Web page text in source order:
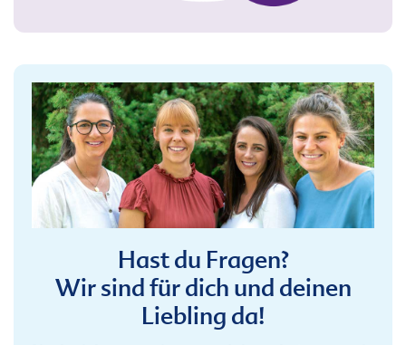
Hast du Fragen?
Wir sind für dich und deinen
Liebling da!